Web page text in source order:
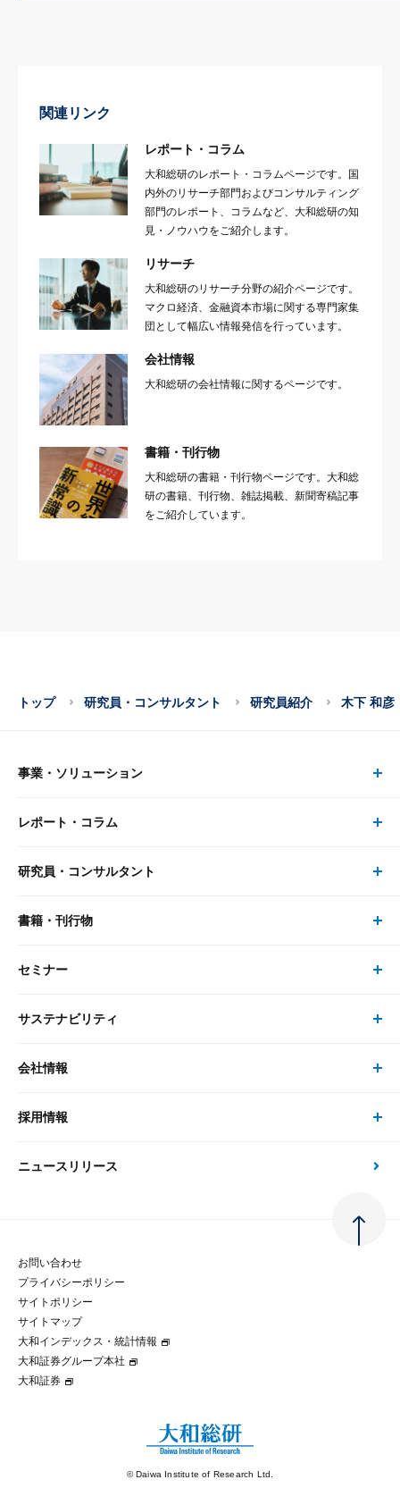
関連リンク
レポート・コラム
大和総研のレポート・コラムページです。国
内外のリサーチ部門およびコンサルティング
部門のレポート、コラムなど、大和総研の知
見・ノウハウをご紹介します。
リサーチ
大和総研のリサーチ分野の紹介ページです。
マクロ経済、金融資本市場に関する専門家集
団として幅広い情報発信を行っています。
会社情報
大和総研の会社情報に関するページです。
書籍・刊行物
大和総研の書籍・刊行物ページです。大和総
研の書籍、刊行物、雑誌掲載、新聞寄稿記事
をご紹介しています。
トップ 研究員・コンサルタント 研究員紹介 木下 和彦
事業・ソリューション
事業・ソリューション トップ
リサーチ
大和総研の強み
先端テクノロジーに基づく新たな価値の創出
レポート・コラム
レポート・コラム トップ
最新のレポート・コラム
政策分析
金融経済教育等
テクノロジーレポート
コラム
大和インデックス・統計情報
研究員・コンサルタント
研究員・コンサルタント トップ
研究員
書籍・刊行物
書籍・刊行物 トップ
書籍
セミナー
セミナー トップ
現在受付中のセミナー・イベント
サステナビリティ
サステナビリティの取り組み
次世代社会への貢献
マルチステークホルダー方針
パートナーシップ構築宣言
会社情報
会社情報 トップ
会社概要・役員一覧
大和総研の歩み
グループ会社
採用情報
採用情報 トップ
経験者採用
ニュースリリース
お問い合わせ
プライバシーポリシー
サイトポリシー
サイトマップ
大和インデックス・統計情報
大和証券グループ本社
大和証券
© Daiwa Institute of Research Ltd.